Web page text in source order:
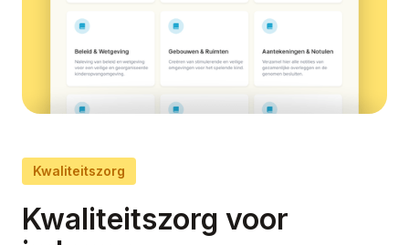
Kwaliteitszorg
Kwaliteitszorg voor